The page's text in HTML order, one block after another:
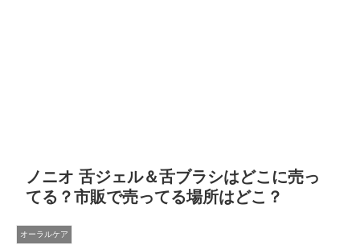
ノニオ 舌ジェル＆舌ブラシはどこに売っ
てる？市販で売ってる場所はどこ？
オーラルケア